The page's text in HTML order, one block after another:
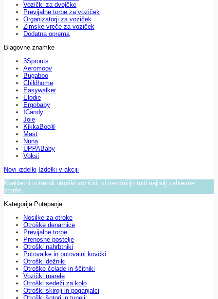
Vozički za dvojčke
Previjalne torbe za voziček
Organizatorji za voziček
Zimske vreče za voziček
Dodatna oprema
Blagovne znamke
3Sprouts
Aeromoov
Bugaboo
Childhome
Easywalker
Elodie
Ergobaby
ICandy
Joie
KikkaBoo®
Mast
Nuna
UPPABaby
Voksi
Novi izdelki Izdelki v akciji
Kvalitetni in trendi otroški vozički, ki navdušijo tudi najbolj zahtevne
starše.
Kategorija Potepanje
Nosilke za otroke
Otroške denarnice
Previjalne torbe
Prenosne postelje
Otroški nahrbtniki
Potovalke in potovalni kovčki
Otroški dežniki
Otroške čelade in ščitniki
Vozički marele
Otroški sedeži za kolo
Otroški skiroji in poganjalci